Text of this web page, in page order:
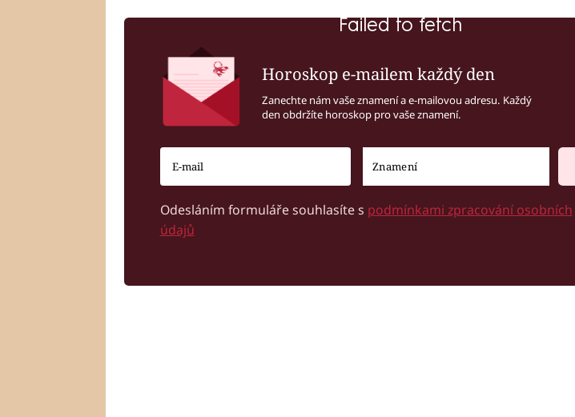
Failed to fetch
Horoskop e-mailem každý den
Zanechte nám vaše znamení a e-mailovou adresu. Každý
den obdržíte horoskop pro vaše znamení.
Odesláním formuláře souhlasíte s podmínkami zpracování osobních
údajů